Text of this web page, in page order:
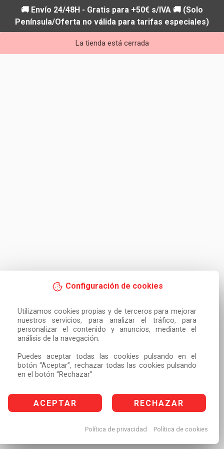
Configuración de cookies
Utilizamos cookies propias y de terceros para mejorar
nuestros servicios, para analizar el tráfico, para
personalizar el contenido y anuncios, mediante el
análisis de la navegación.
Puedes aceptar todas las cookies pulsando en el
botón “Aceptar”, rechazar todas las cookies pulsando
en el botón “Rechazar”
ACEPTAR RECHAZAR
Política de privacidad Política de cookies
🚚 Envío 24/48H - Gratis para +50€ s/IVA 🚚 (Solo
Península/Oferta no válida para tarifas especiales)
La tienda está cerrada